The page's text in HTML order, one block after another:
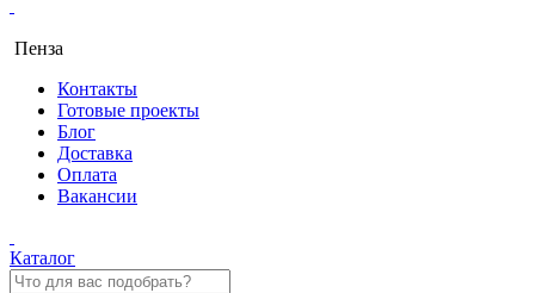
Пенза
Контакты
Готовые проекты
Блог
Доставка
Оплата
Вакансии
Каталог